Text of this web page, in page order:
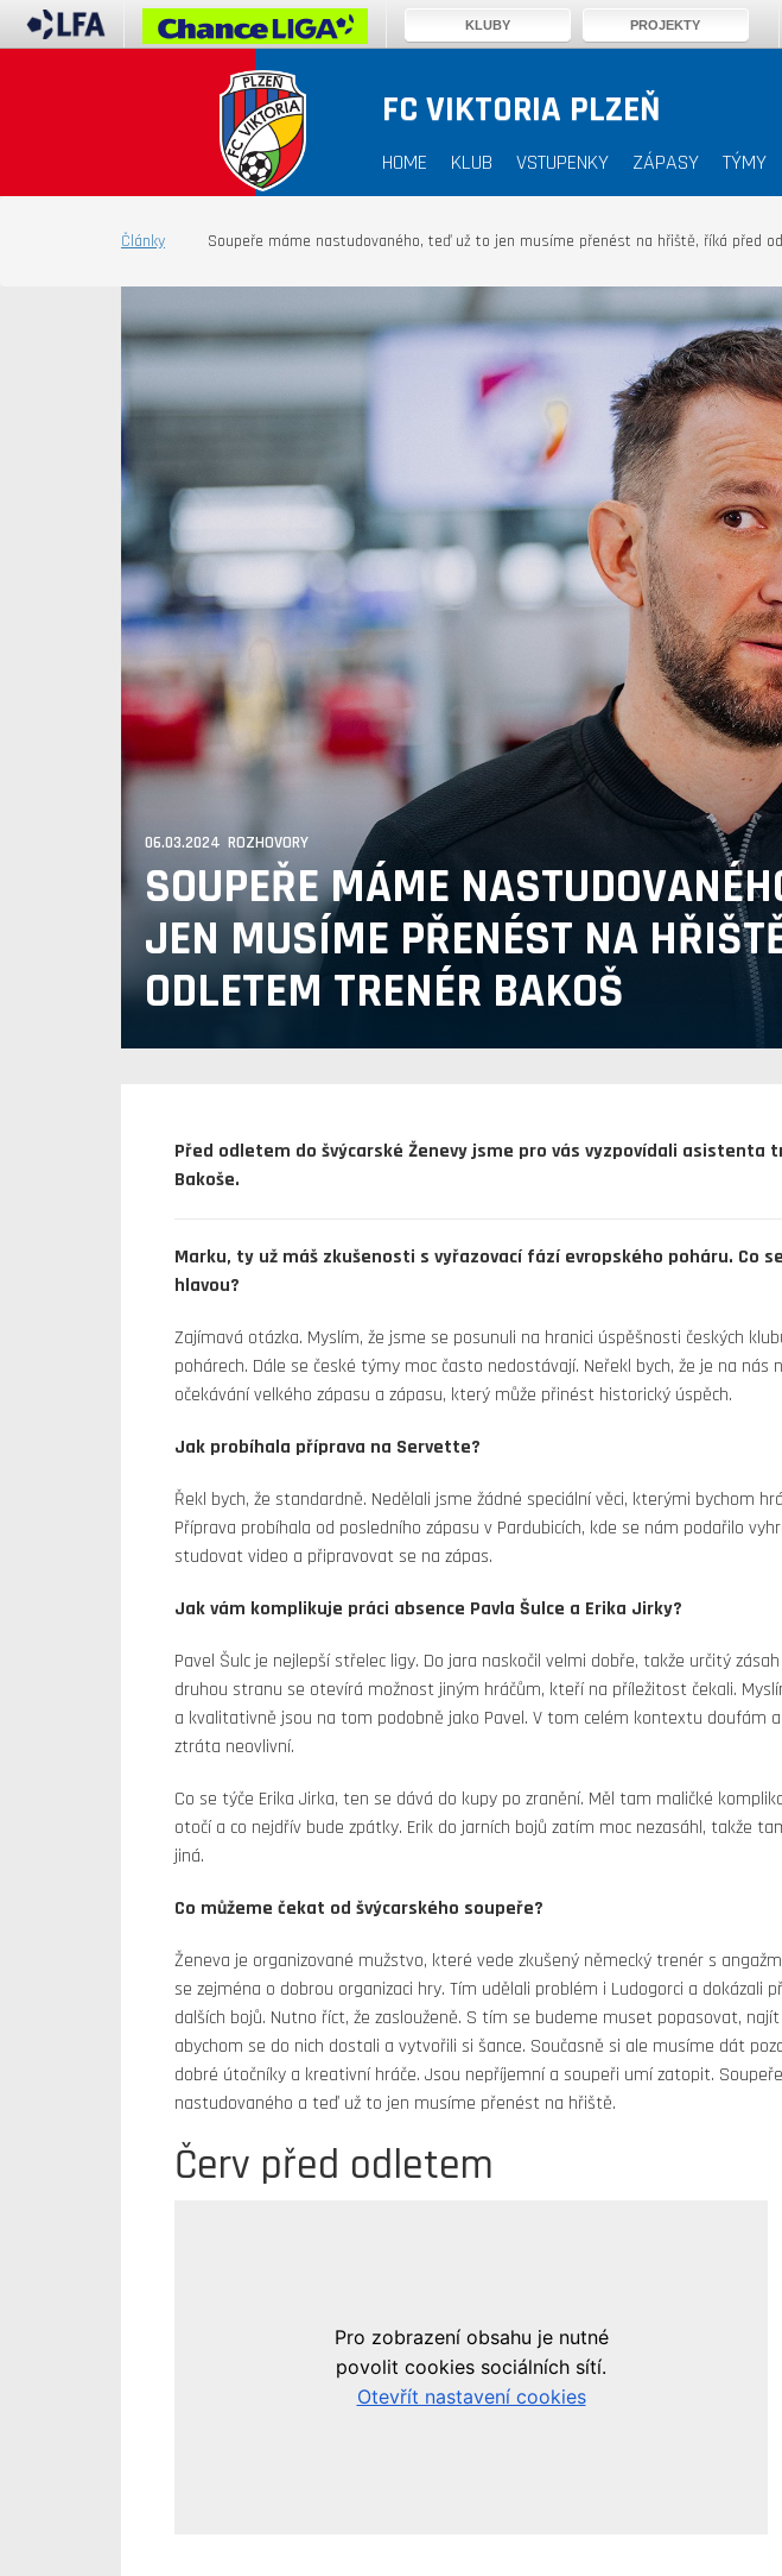
FC VIKTORIA PLZEŇ
HOME KLUB VSTUPENKY ZÁPASY TÝMY
Články Soupeře máme nastudovaného, teď už to jen musíme přenést na hřiště, říká před
06.03.2024 ROZHOVORY
SOUPEŘE MÁME
JEN MUSÍME PŘENÉST NA
ODLETEM TRENÉR BAKOŠ
Před odletem do švýcarské Ženevy jsme pro vás vyzpovídali asistenta
Bakoše.
Marku, ty už máš zkušenosti s vyřazovací fází evropského poháru. Co
hlavou?
Zajímavá otázka. Myslím, že jsme se posunuli na hranici úspěšnosti českých
pohárech. Dále se české týmy moc často nedostávají. Neřekl bych, že je na nás
očekávání velkého zápasu a zápasu, který může přinést historický úspěch.
Jak probíhala příprava na Servette?
Řekl bych, že standardně. Nedělali jsme žádné speciální věci, kterými bychom
Příprava probíhala od posledního zápasu v Pardubicích, kde se nám podařilo
studovat video a připravovat se na zápas.
Jak vám komplikuje práci absence Pavla Šulce a Erika Jirky?
Pavel Šulc je nejlepší střelec ligy. Do jara naskočil velmi dobře, takže určitý
druhou stranu se otevírá možnost jiným hráčům, kteří na příležitost čekali.
a kvalitativně jsou na tom podobně jako Pavel. V tom celém kontextu doufám
ztráta neovlivní.
Co se týče Erika Jirka, ten se dává do kupy po zranění. Měl tam maličké
otočí a co nejdřív bude zpátky. Erik do jarních bojů zatím moc nezasáhl, takže
jiná.
Co můžeme čekat od švýcarského soupeře?
Ženeva je organizované mužstvo, které vede zkušený německý trenér s
se zejména o dobrou organizaci hry. Tím udělali problém i Ludogorci a dokázali
dalších bojů. Nutno říct, že zaslouženě. S tím se budeme muset popasovat,
abychom se do nich dostali a vytvořili si šance. Současně si ale musíme dát
dobré útočníky a kreativní hráče. Jsou nepříjemní a soupeři umí zatopit.
nastudovaného a teď už to jen musíme přenést na hřiště.
Červ před odletem
KLUBY PROJEKTY